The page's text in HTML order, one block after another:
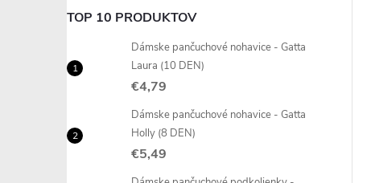
TOP 10 PRODUKTOV
Dámske pančuchové nohavice - Gatta
Laura (10 DEN)
€4,79
Dámske pančuchové nohavice - Gatta
Holly (8 DEN)
€5,49